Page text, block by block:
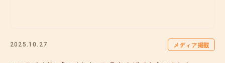
2025.10.27 メディア掲載